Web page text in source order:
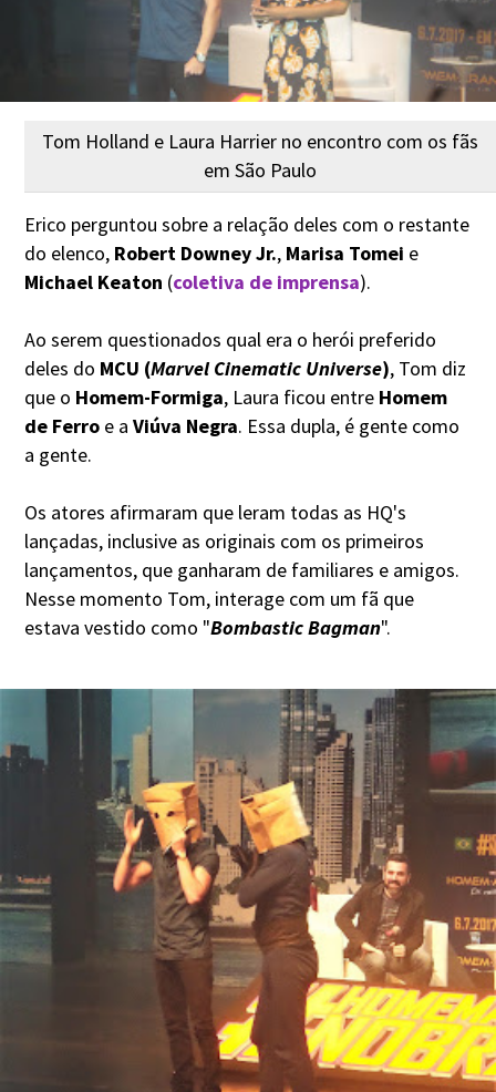
Tom Holland e Laura Harrier no encontro com os fãs
em São Paulo
Erico perguntou sobre a relação deles com o restante
do elenco, Robert Downey Jr., Marisa Tomei e
Michael Keaton (coletiva de imprensa).
Ao serem questionados qual era o herói preferido
deles do MCU (Marvel Cinematic Universe), Tom diz
que o Homem-Formiga, Laura ficou entre Homem
de Ferro e aViúva Negra. Essa dupla, é gente como
a gente.
Os atores afirmaram que leram todas as HQ's
lançadas, inclusive as originais com os primeiros
lançamentos, que ganharam de familiares e amigos.
Nesse momento Tom, interage com um fã que
estava vestido como "Bombastic Bagman".